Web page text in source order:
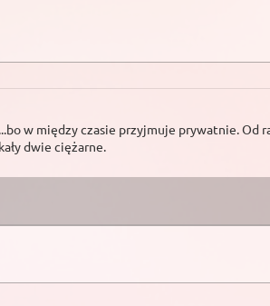
w między czasie przyjmuje prywatnie. Od
dwie ciężarne.